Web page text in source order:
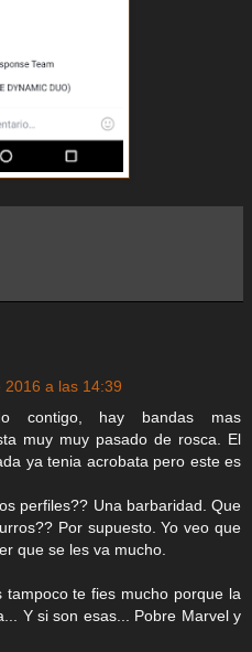
2016 a las 14:39
contigo, hay bandas mas
muy muy pasado de rosca. El
ya tenia acrobata pero este es
perfiles?? Una barbaridad. Que
Por supuesto. Yo veo que
que se les va mucho.
tampoco te fies mucho porque la
Y si son esas... Pobre Marvel y